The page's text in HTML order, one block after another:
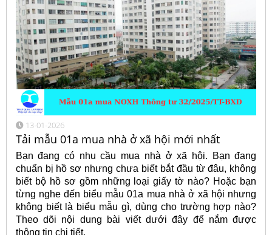
13-01-2026
Tải mẫu 01a mua nhà ở xã hội mới nhất
Bạn đang có nhu cầu mua nhà ở xã hội. Bạn đang
chuẩn bị hồ sơ nhưng chưa biết bắt đầu từ đâu, không
biết bộ hồ sơ gồm những loại giấy tờ nào? Hoặc bạn
từng nghe đến biểu mẫu 01a mua nhà ở xã hội nhưng
không biết là biểu mẫu gì, dùng cho trường hợp nào?
Theo dõi nội dung bài viết dưới đây để nắm được
thông tin chi tiết.